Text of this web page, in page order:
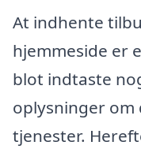
At indhente
hjemmeside er
blot indtaste
oplysninger om
tjenester.